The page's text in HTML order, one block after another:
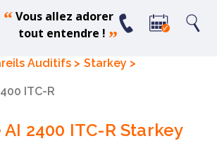
“Vous allez adorer
tout entendre ! ”
Auditifs Starkey
ITC-R
2400 ITC-R Starkey